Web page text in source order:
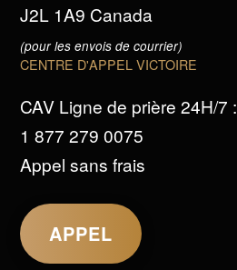
J2L 1A9 Canada
(pour les envois de courrier)
CENTRE D'APPEL VICTOIRE
CAV Ligne de prière 24H/7 :
1 877 279 0075
Appel sans frais
APPEL